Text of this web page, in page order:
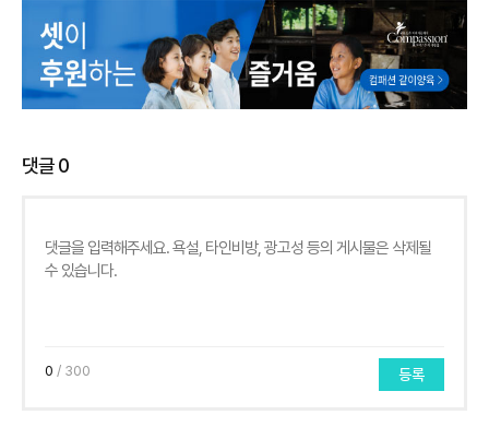
댓글0
0 / 300 등록